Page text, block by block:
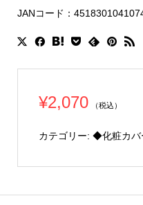
JANコード：
¥2,070 （税込）
カテゴリー: ◆化粧カバ